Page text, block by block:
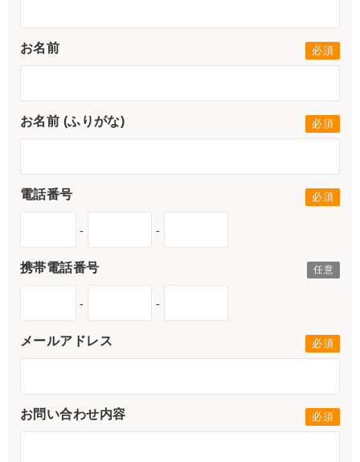
お名前
お名前 (ふりがな)
電話番号
- -
携帯電話番号
- -
メールアドレス
お問い合わせ内容